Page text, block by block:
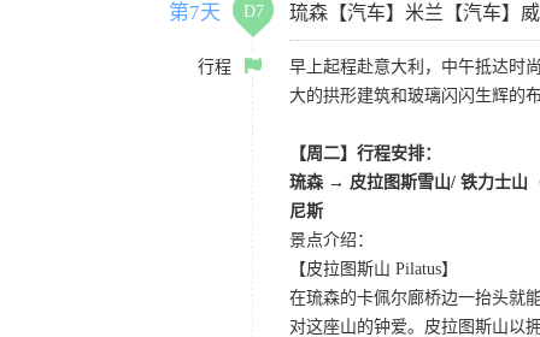
第7天 D7 琉森【汽车】米兰【汽车】
行程
早上起程赴意大利，中午抵达时
大的拱形建筑和玻璃闪闪生辉的
【周二】行程安排：
琉森 → 皮拉图斯雪山/ 铁力士山
尼斯
景点介绍：
【皮拉图斯山 Pilatus】
在琉森的卡佩尔廊桥边一抬头就
对这座山的钟爱。皮拉图斯山以